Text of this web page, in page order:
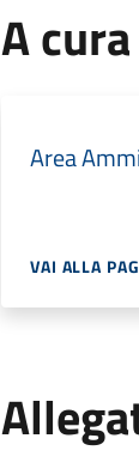
A
Area
VAI ALLA